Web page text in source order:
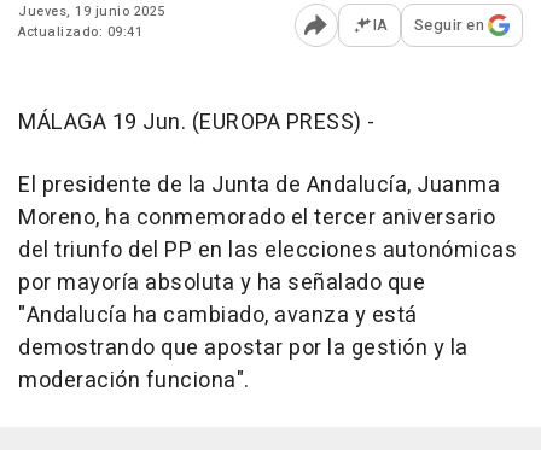
Jueves, 19 junio 2025
Actualizado: 09:41
Abrir opciones para
IA Seguir en
MÁLAGA 19 Jun. (EUROPA PRESS) -
El presidente de la Junta de Andalucía, Juanma
Moreno, ha conmemorado el tercer aniversario
del triunfo del PP en las elecciones autonómicas
por mayoría absoluta y ha señalado que
"Andalucía ha cambiado, avanza y está
demostrando que apostar por la gestión y la
moderación funciona".